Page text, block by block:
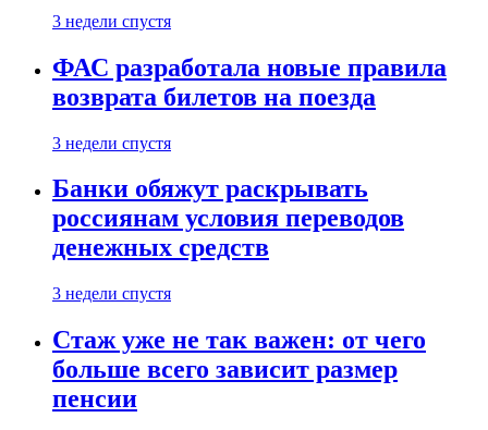
3 недели спустя
ФАС разработала новые правила
возврата билетов на поезда
3 недели спустя
Банки обяжут раскрывать
россиянам условия переводов
денежных средств
3 недели спустя
Стаж уже не так важен: от чего
больше всего зависит размер
пенсии